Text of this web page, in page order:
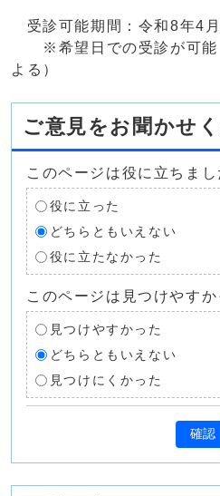
受診可能期間：令和8年4
※希望日での受診が可能
よる）
ご意見をお聞かせ
このページは役に立ちまし
役に立った
どちらともいえない
役に立たなかった
このページは見つけやすか
見つけやすかった
どちらともいえない
見つけにくかった
確認